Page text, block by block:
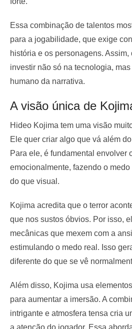
Essa combinação de talentos
para a jogabilidade, que exige
história e os personagens.
investir não só na tecnologia,
humano da narrativa.
A visão única de
Hideo Kojima tem uma visão
Ele quer criar algo que vá além
Para ele, é fundamental envolver
emocionalmente, fazendo o
do que visual.
Kojima acredita que o terror
que nos sustos óbvios. Por isso,
mecânicas que mexem com a
estimulando o medo real. Isso
diferente do que se vê
Além disso, Kojima usa
para aumentar a imersão. A
intrigante e atmosfera tensa cria
a atenção do jogador. Essa